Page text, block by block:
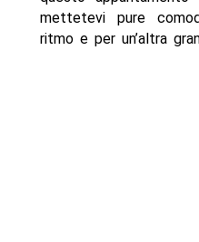
mettetevi pure
ritmo e per un’altra